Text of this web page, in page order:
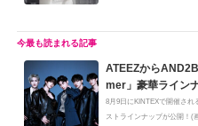
ATEEZから
mer」豪華ライン
8月9日にKINTEXで開催され
ストラインナップが公開！(